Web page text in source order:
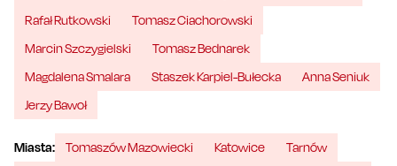
Rafał Rutkowski
Tomasz Ciachorowski
Marcin Szczygielski
Tomasz Bednarek
Magdalena Smalara
Staszek Karpiel-Bułecka
Anna Seniuk
Jerzy Bawoł
Miasta: Tomaszów Mazowiecki Katowice
Tarnów